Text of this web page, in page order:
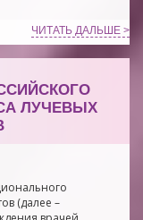
ЧИТАТЬ ДАЛЬШЕ >
ЛУЧЕВЫХ
(далее –